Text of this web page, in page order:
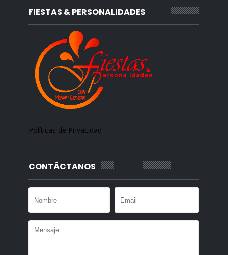
FIESTAS & PERSONALIDADES
Políticas de Privacidad
CONTÁCTANOS